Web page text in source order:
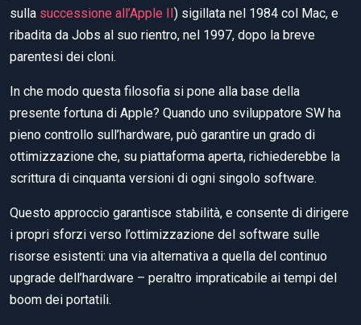
sulla successione all’Apple II) sigillata nel 1984 col Mac, e
ribadita da Jobs al suo rientro, nel 1997, dopo la breve
parentesi dei cloni.
In che modo questa filosofia si pone alla base della
presente fortuna di Apple? Quando uno sviluppatore SW ha
pieno controllo sull’hardware, può garantire un grado di
ottimizzazione che, su piattaforma aperta, richiederebbe la
scrittura di cinquanta versioni di ogni singolo software.
Questo approccio garantisce stabilità, e consente di dirigere
i propri sforzi verso l’ottimizzazione del software sulle
risorse esistenti: una via alternativa a quella del continuo
upgrade dell’hardware – peraltro impraticabile ai tempi del
boom dei portatili.